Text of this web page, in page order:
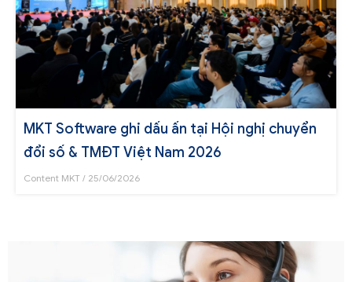
MKT Software ghi dấu ấn tại Hội nghị chuyển
đổi số & TMĐT Việt Nam 2026
Content MKT 25/06/2026